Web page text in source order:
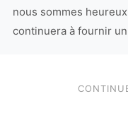
nous sommes
continuera à fournir